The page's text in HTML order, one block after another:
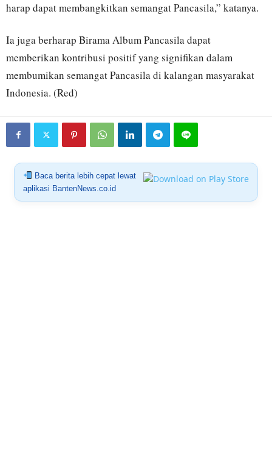
harap dapat membangkitkan semangat Pancasila,” katanya.
Ia juga berharap Birama Album Pancasila dapat
memberikan kontribusi positif yang signifikan dalam
membumikan semangat Pancasila di kalangan masyarakat
Indonesia. (Red)
Baca berita lebih cepat lewat
aplikasi BantenNews.co.id